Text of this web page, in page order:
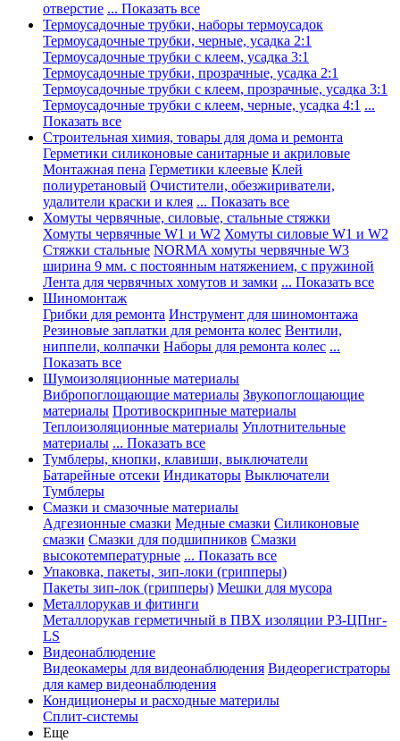
отверстие ... Показать все
Термоусадочные трубки, наборы термоусадок
Термоусадочные трубки, черные, усадка 2:1
Термоусадочные трубки с клеем, усадка 3:1
Термоусадочные трубки, прозрачные, усадка 2:1
Термоусадочные трубки с клеем, прозрачные, усадка 3:1
Термоусадочные трубки с клеем, черные, усадка 4:1 ...
Показать все
Строительная химия, товары для дома и ремонта
Герметики силиконовые санитарные и акриловые
Монтажная пена Герметики клеевые Клей
полиуретановый Очистители, обезжириватели,
удалители краски и клея ... Показать все
Хомуты червячные, силовые, стальные стяжки
Хомуты червячные W1 и W2 Хомуты силовые W1 и W2
Стяжки стальные NORMA хомуты червячные W3
ширина 9 мм. с постоянным натяжением, с пружиной
Лента для червячных хомутов и замки ... Показать все
Шиномонтаж
Грибки для ремонта Инструмент для шиномонтажа
Резиновые заплатки для ремонта колес Вентили,
ниппели, колпачки Наборы для ремонта колес ...
Показать все
Шумоизоляционные материалы
Вибропоглощающие материалы Звукопоглощающие
материалы Противоскрипные материалы
Теплоизоляционные материалы Уплотнительные
материалы ... Показать все
Тумблеры, кнопки, клавиши, выключатели
Батарейные отсеки Индикаторы Выключатели
Тумблеры
Смазки и смазочные материалы
Адгезионные смазки Медные смазки Силиконовые
смазки Смазки для подшипников Смазки
высокотемпературные ... Показать все
Упаковка, пакеты, зип-локи (грипперы)
Пакеты зип-лок (грипперы) Мешки для мусора
Металлорукав и фитинги
Металлорукав герметичный в ПВХ изоляции Р3-ЦПнг-
LS
Видеонаблюдение
Видеокамеры для видеонаблюдения Видеорегистраторы
для камер видеонаблюдения
Кондиционеры и расходные материлы
Сплит-системы
Еще